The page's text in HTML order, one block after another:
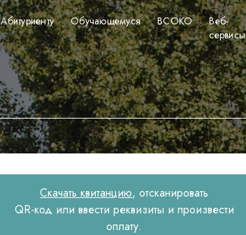
Абитуриенту Обучающемуся ВСОКО
Веб-
сервисы
Скачать квитанцию, отсканировать
QR-код или ввести реквизиты и произвести
оплату.